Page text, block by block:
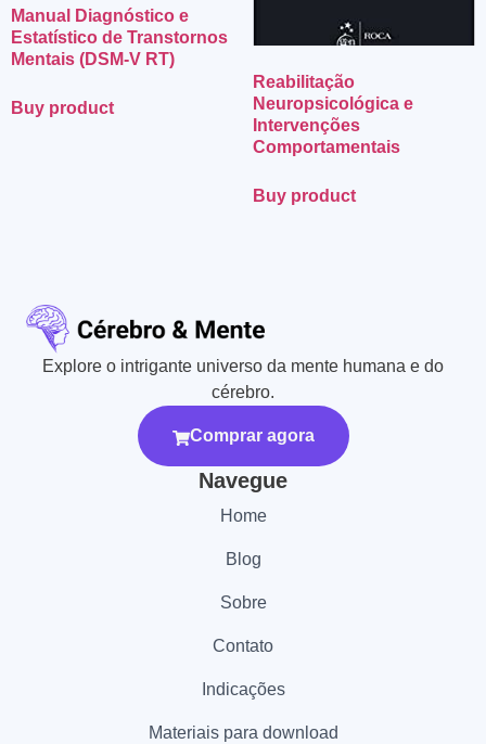
Manual Diagnóstico e
Estatístico de Transtornos
Mentais (DSM-V RT)
Buy product
Reabilitação
Neuropsicológica e
Intervenções
Comportamentais
Buy product
Explore o intrigante universo da mente humana e do
cérebro.
Comprar agora
Navegue
Home
Blog
Sobre
Contato
Indicações
Materiais para download